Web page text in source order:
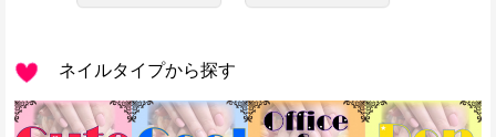
ネイルタイプから探す